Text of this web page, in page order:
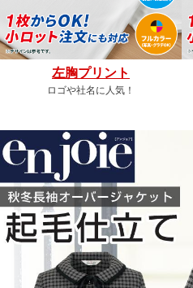
左胸プリント
ロゴや社名に人気！